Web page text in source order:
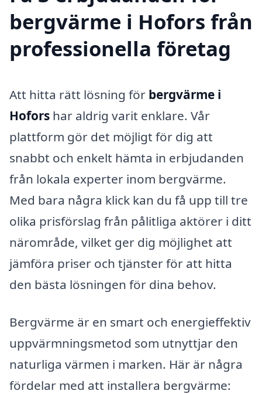
bergvärme i Hofors från
professionella företag
Att hitta rätt lösning för bergvärme i
Hofors har aldrig varit enklare. Vår
plattform gör det möjligt för dig att
snabbt och enkelt hämta in erbjudanden
från lokala experter inom bergvärme.
Med bara några klick kan du få upp till tre
olika prisförslag från pålitliga aktörer i ditt
närområde, vilket ger dig möjlighet att
jämföra priser och tjänster för att hitta
den bästa lösningen för dina behov.
Bergvärme är en smart och energieffektiv
uppvärmningsmetod som utnyttjar den
naturliga värmen i marken. Här är några
fördelar med att installera bergvärme: